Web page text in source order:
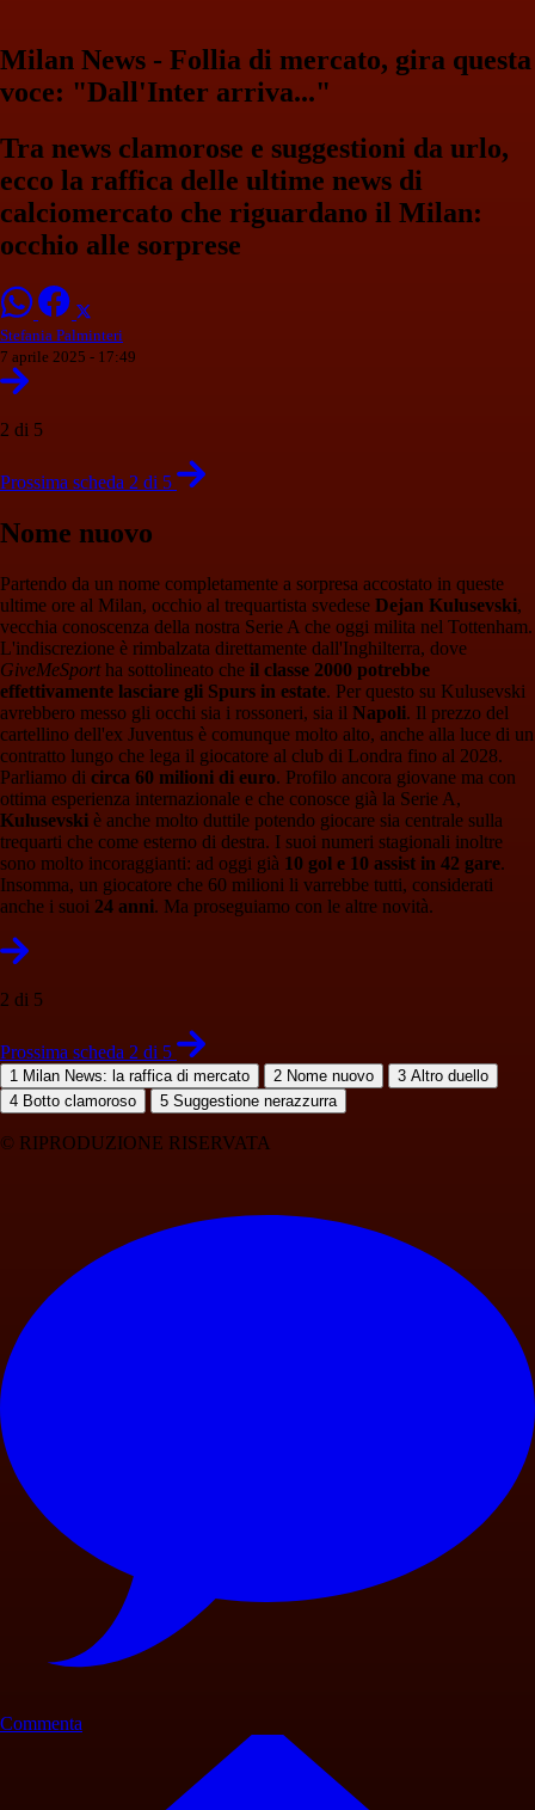
Milan News - Follia di mercato, gira questa
voce: "Dall'Inter arriva..."
Tra news clamorose e suggestioni da urlo,
ecco la raffica delle ultime news di
calciomercato che riguardano il Milan:
occhio alle sorprese
Stefania Palminteri
7 aprile 2025 - 17:49
2 di 5
Prossima scheda 2 di 5
Nome nuovo
Partendo da un nome completamente a sorpresa accostato in queste
ultime ore al Milan, occhio al trequartista svedese Dejan Kulusevski,
vecchia conoscenza della nostra Serie A che oggi milita nel Tottenham.
L'indiscrezione è rimbalzata direttamente dall'Inghilterra, dove
GiveMeSportha sottolineato che il classe 2000 potrebbe
effettivamente lasciare gli Spurs in estate. Per questo su Kulusevski
avrebbero messo gli occhi sia i rossoneri, sia il Napoli. Il prezzo del
cartellino dell'ex Juventus è comunque molto alto, anche alla luce di un
contratto lungo che lega il giocatore al club di Londra fino al 2028.
Parliamo di circa 60 milioni di euro. Profilo ancora giovane ma con
ottima esperienza internazionale e che conosce già la Serie A,
Kulusevski è anche molto duttile potendo giocare sia centrale sulla
trequarti che come esterno di destra. I suoi numeri stagionali inoltre
sono molto incoraggianti: ad oggi già 10 gol e 10 assist in 42 gare.
Insomma, un giocatore che 60 milioni li varrebbe tutti, considerati
anche i suoi 24 anni. Ma proseguiamo con le altre novità.
2 di 5
Prossima scheda 2 di 5
1 Milan News: la raffica di mercato 2 Nome nuovo 3 Altro duello
4 Botto clamoroso 5 Suggestione nerazzurra
© RIPRODUZIONE RISERVATA
Commenta